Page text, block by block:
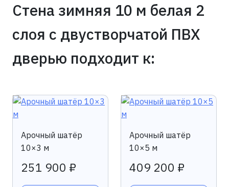
Cтена зимняя 10 м белая 2
слоя с двустворчатой ПВХ
дверью подходит к:
Арочный шатёр
10×3 м
251 900 ₽
Арочный шатёр
10×5 м
409 200 ₽